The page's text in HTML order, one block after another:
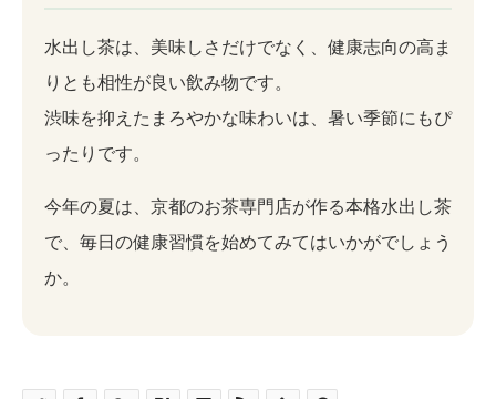
水出し茶は、美味しさだけでなく、健康志向の高ま
りとも相性が良い飲み物です。
渋味を抑えたまろやかな味わいは、暑い季節にもぴ
ったりです。
今年の夏は、京都のお茶専門店が作る本格水出し茶
で、毎日の健康習慣を始めてみてはいかがでしょう
か。